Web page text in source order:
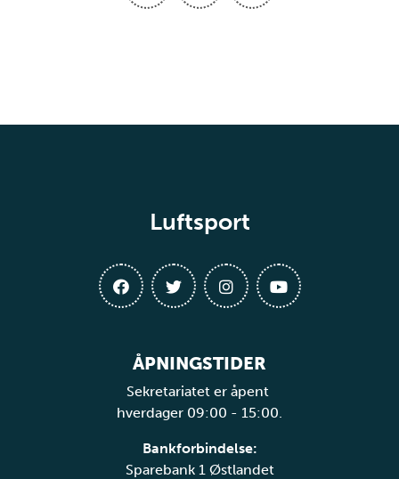
Luftsport
ÅPNINGSTIDER
Sekretariatet er åpent
hverdager 09:00 - 15:00.
Bankforbindelse:
Sparebank 1 Østlandet